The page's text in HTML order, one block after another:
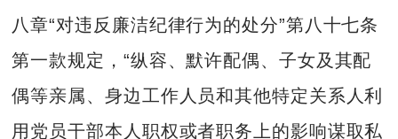
八章“对违反廉洁纪律行为的处分”第八十七条
第一款规定，“纵容、默许配偶、子女及其配
偶等亲属、身边工作人员和其他特定关系人利
用党员干部本人职权或者职务上的影响谋取私